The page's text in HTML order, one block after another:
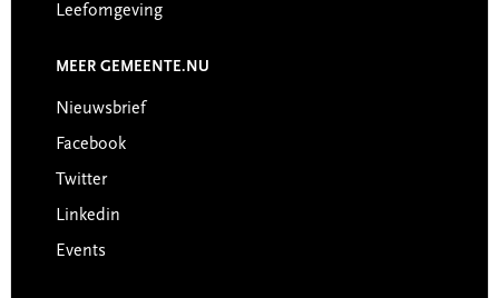
Leefomgeving
MEER GEMEENTE.NU
Nieuwsbrief
Facebook
Twitter
Linkedin
Events